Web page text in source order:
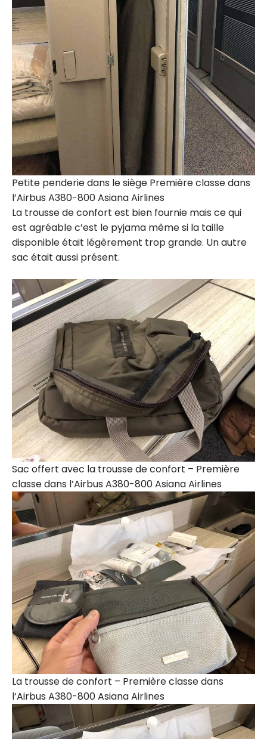
Petite penderie dans le siège Première classe dans
l’Airbus A380-800 Asiana Airlines
La trousse de confort est bien fournie mais ce qui
est agréable c’est le pyjama même si la taille
disponible était légèrement trop grande. Un autre
sac était aussi présent.
Sac offert avec la trousse de confort – Première
classe dans l’Airbus A380-800 Asiana Airlines
La trousse de confort – Première classe dans
l’Airbus A380-800 Asiana Airlines